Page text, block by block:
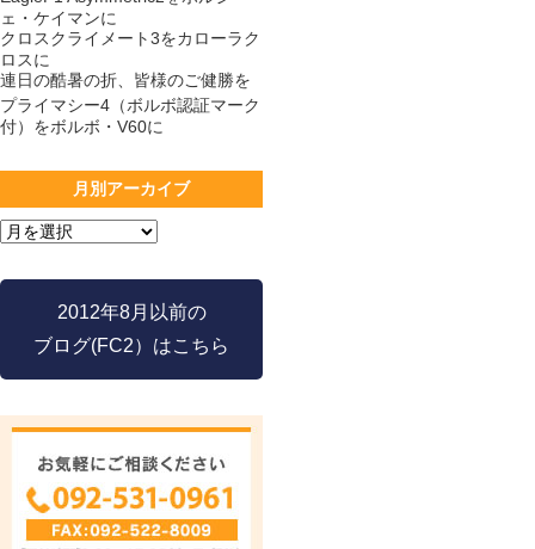
ェ・ケイマンに
クロスクライメート3をカローラク
ロスに
連日の酷暑の折、皆様のご健勝を
プライマシー4（ボルボ認証マーク
付）をボルボ・V60に
月別アーカイブ
2012年8月以前の
ブログ(FC2）はこちら